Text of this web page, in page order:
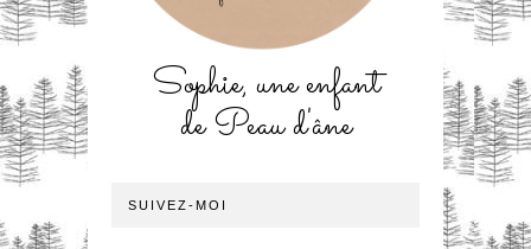
Sophie, une enfant
de Peau d'âne
SUIVEZ-MOI